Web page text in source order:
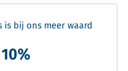
is bij ons meer waard
10%